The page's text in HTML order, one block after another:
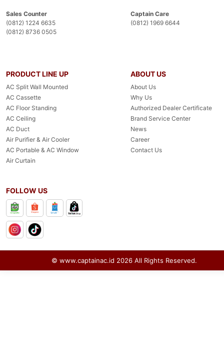
Sales Counter
(0812) 1224 6635
(0812) 8736 0505
Captain Care
(0812) 1969 6644
PRODUCT LINE UP
AC Split Wall Mounted
AC Cassette
AC Floor Standing
AC Ceiling
AC Duct
Air Purifier & Air Cooler
AC Portable & AC Window
Air Curtain
ABOUT US
About Us
Why Us
Authorized Dealer Certificate
Brand Service Center
News
Career
Contact Us
FOLLOW US
© www.captainac.id 2026 All Rights Reserved.